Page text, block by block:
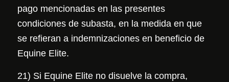
pago mencionadas en las presentes
condiciones de subasta, en la medida en que
se refieran a indemnizaciones en beneficio de
Equine Elite.
21) Si Equine Elite no disuelve la compra,